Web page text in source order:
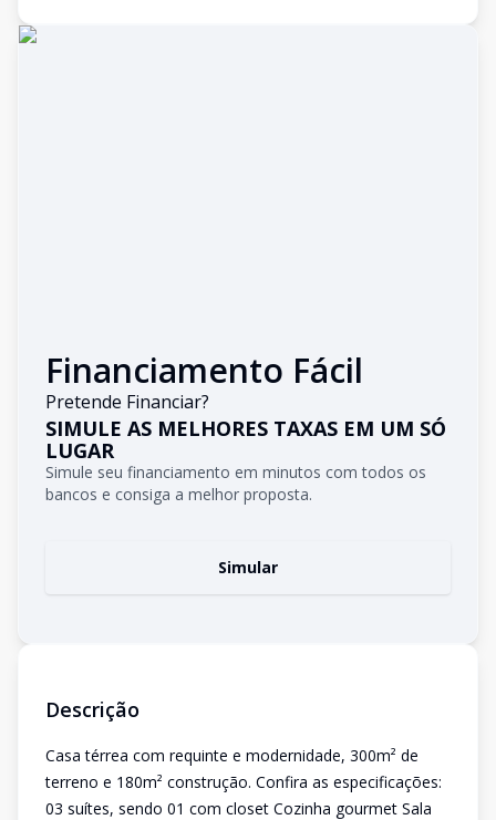
Financiamento Fácil
Pretende Financiar?
SIMULE AS MELHORES TAXAS EM UM SÓ
LUGAR
Simule seu financiamento em minutos com todos os
bancos e consiga a melhor proposta.
Simular
Descrição
Casa térrea com requinte e modernidade, 300m² de
terreno e 180m² construção. Confira as especificações:
03 suítes, sendo 01 com closet Cozinha gourmet Sala